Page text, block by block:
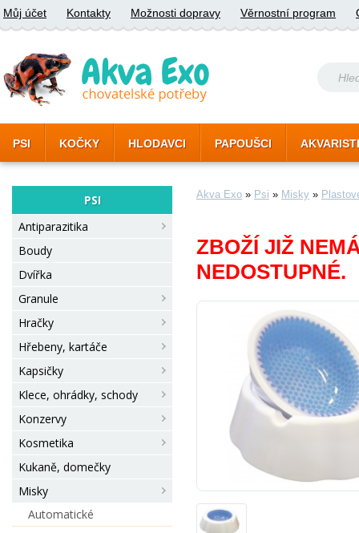
Můj účet Kontakty Možnosti dopravy Věrnostní program
PSI KOČKY HLODAVCI PAPOUŠCI
PSI
Antiparazitika
Boudy
Dvířka
Granule
Hračky
Hřebeny, kartáče
Kapsičky
Klece, ohrádky, schody
Konzervy
Kosmetika
Kukaně, domečky
Misky
Automatické
Akva Exo » Psi » Misky »
ZBOŽÍ JIŽ
NEDOSTUPNÉ.